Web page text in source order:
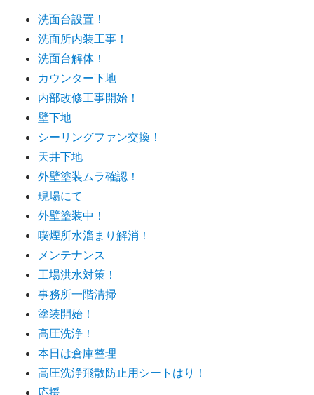
洗面台設置！
洗面所内装工事！
洗面台解体！
カウンター下地
内部改修工事開始！
壁下地
シーリングファン交換！
天井下地
外壁塗装ムラ確認！
現場にて
外壁塗装中！
喫煙所水溜まり解消！
メンテナンス
工場洪水対策！
事務所一階清掃
塗装開始！
高圧洗浄！
本日は倉庫整理
高圧洗浄飛散防止用シートはり！
応援